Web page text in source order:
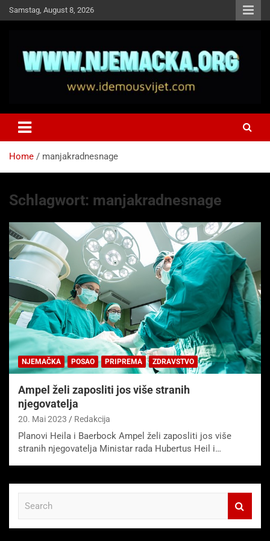
Skip
to
Samstag, August 8, 2026
Idemo u Svijet-Njemacka!
Home manjakradnesnage
Schlagwort: manjakradnesnage
NJEMAČKA POSAO PRIPREMA ZDRAVSTVO
Ampel želi zaposliti jos više stranih
njegovatelja
20. Mai 2023 Redakcija
Planovi Heila i Baerbock Ampel želi zaposliti jos više
stranih njegovatelja Ministar rada Hubertus Heil i…